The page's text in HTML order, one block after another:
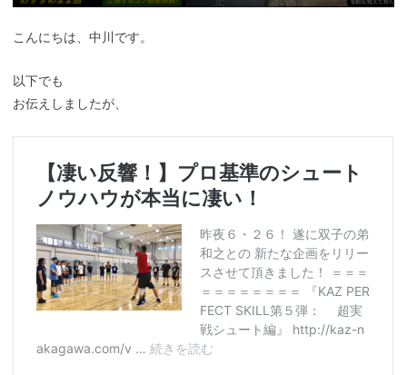
こんにちは、中川です。
以下でも
お伝えしましたが、